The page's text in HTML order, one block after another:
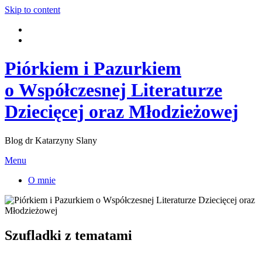
Skip to content
Piórkiem i Pazurkiem
o Współczesnej Literaturze
Dziecięcej oraz Młodzieżowej
Blog dr Katarzyny Slany
Menu
O mnie
Szufladki z tematami